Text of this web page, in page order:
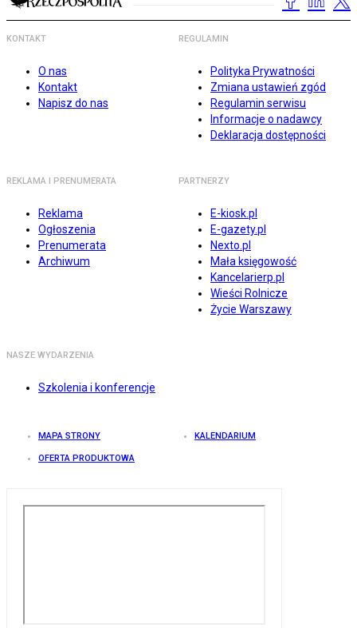
KONTAKT
O nas
Kontakt
Napisz do nas
REGULAMIN
Polityka Prywatności
Zmiana ustawień zgód
Regulamin serwisu
Informacje o nadawcy
Deklaracja dostępności
REKLAMA I PRENUMERATA
Reklama
Ogłoszenia
Prenumerata
Archiwum
PARTNERZY
E-kiosk.pl
E-gazety.pl
Nexto.pl
Mała księgowość
Kancelarierp.pl
Wieści Rolnicze
Życie Warszawy
NASZE WYDARZENIA
Szkolenia i konferencje
MAPA STRONY KALENDARIUM
OFERTA PRODUKTOWA